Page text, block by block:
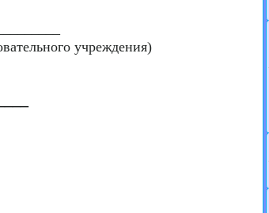
учреждения)